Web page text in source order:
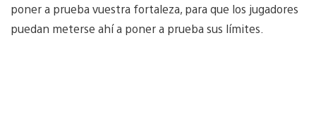
poner a prueba vuestra fortaleza, para que los jugadores
puedan meterse ahí a poner a prueba sus límites.